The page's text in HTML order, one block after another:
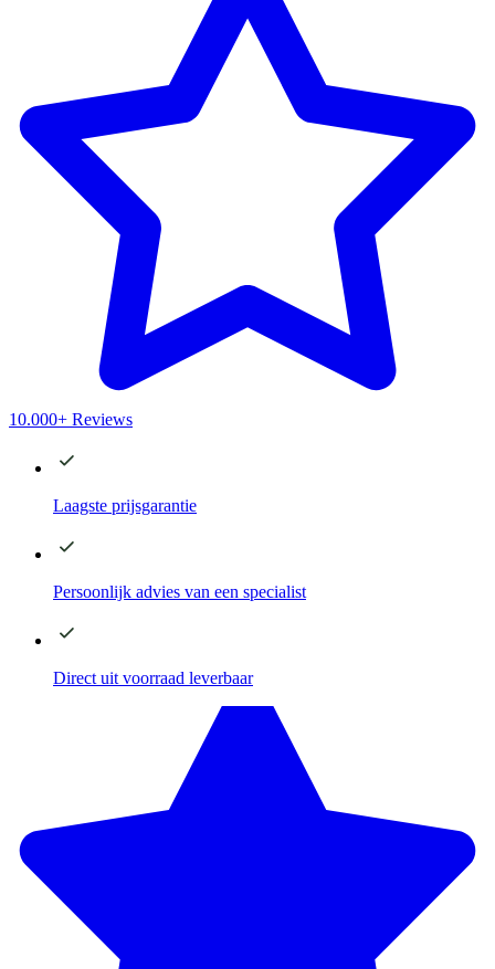
10.000+ Reviews
Laagste prijsgarantie
Persoonlijk advies van een specialist
Direct uit voorraad leverbaar